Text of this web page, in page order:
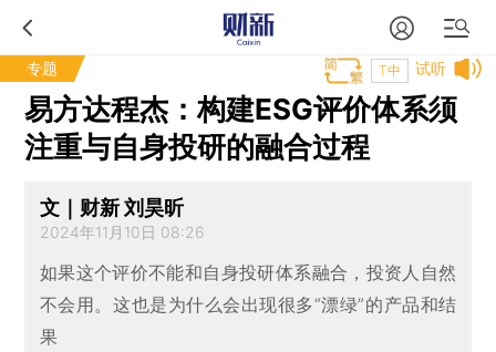
专题 试听
T中
易方达程杰：构建ESG评价体系须
注重与自身投研的融合过程
文｜财新 刘昊昕
2024年11月10日 08:26
如果这个评价不能和自身投研体系融合，投资人自然
不会用。这也是为什么会出现很多“漂绿”的产品和结
果